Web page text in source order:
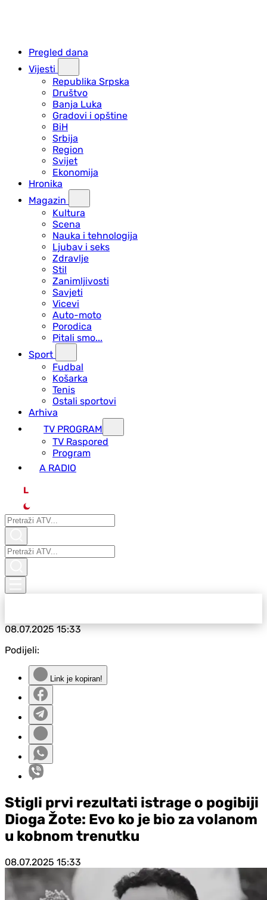
Pregled dana
Vijesti
Republika Srpska
Društvo
Banja Luka
Gradovi i opštine
BiH
Srbija
Region
Svijet
Ekonomija
Hronika
Magazin
Kultura
Scena
Nauka i tehnologija
Ljubav i seks
Zdravlje
Stil
Zanimljivosti
Savjeti
Vicevi
Auto-moto
Porodica
Pitali smo...
Sport
Fudbal
Košarka
Tenis
Ostali sportovi
Arhiva
TV PROGRAM
ТV Raspored
Program
A RADIO
L
08.07.202515:33
Podijeli:
Link je kopiran!
Stigli prvi rezultati istrage o pogibiji
Dioga Žote: Evo ko je bio za volanom
u kobnom trenutku
08.07.2025 15:33